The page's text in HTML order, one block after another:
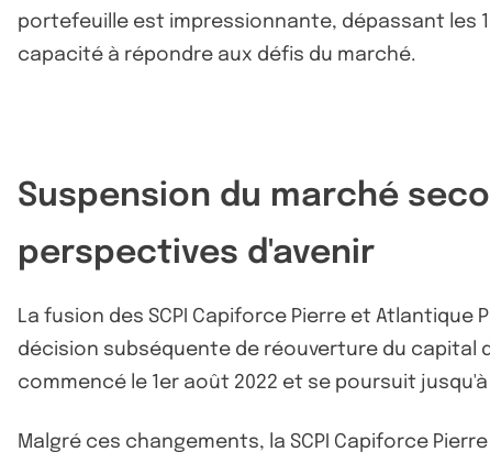
portefeuille est impressionnante, dépassant les
capacité à répondre aux défis du marché.
Suspension du marché
perspectives d'avenir
La fusion des SCPI Capiforce Pierre et
décision subséquente de réouverture du capital
commencé le 1er août 2022 et se poursuit
Malgré ces changements, la SCPI Capiforce